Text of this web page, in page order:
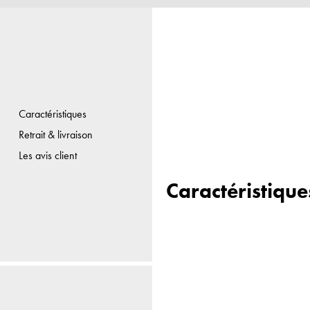
Caractéristiques
Retrait & livraison
Les avis client